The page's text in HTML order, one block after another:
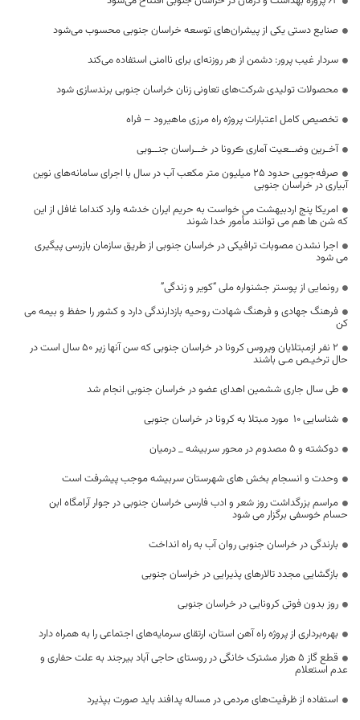
صنایع دستی یکی از پیشران‌های توسعه خراسان جنوبی محسوب می‌شود
سردار غیب ‌پرور: دشمن از هر روزنه‌ای برای ناامنی استفاده می‌کند
محصولات تولیدی شرکت‌های تعاونی زنان خراسان جنوبی برندسازی شود
تخصیص کامل اعتبارات پروژه راه مرزی ماهیرود – فراه
آخـرین وضــعیت آماری ڪرونا در خــراسان جنــوبی
صرفه‌جویی حدود ۲۵ میلیون متر مکعب آب در سال با اجرای سامانه‌های نوین
آبیاری در خراسان جنوبی
امریکا پنج اردبیهشت می خواست به حریم ایران خدشه وارد کنداما غافل از این
که شن ها هم می توانند مأمور خدا شوند
اجرا نشدن مصوبات ترافیکی در خراسان جنوبی از طریق سازمان بازرسی پیگیری
می شود
رونمایی از پوستر جشنواره ملی “کویر و زندگی”
فرهنگ جهادی و فرهنگ شهادت روحیه بازدارندگی دارد و کشور را حفظ و بیمه می
کن
2 نفر ازمبتلایان ویروس کرونا در خراسان جنوبی که سن آنها زیر 50 سال است در
حال ترخیـص مـی باشند
طی سال جاری ششمین اهدای عضو در خراسان جنوبی انجام شد
شناسایی ۱۰ مورد مبتلا به کرونا در خراسان جنوبی
دوکشته و ۵ مصدوم در محور سربیشه _ درمیان
وحدت و انسجام بخش های شهرستان سربیشه موجب پیشرفت است
مراسم بزرگداشت روز شعر و ادب فارسی خراسان جنوبی در جوار آرامگاه ابن
حسام خوسفی برگزار می شود
بارندگی در خراسان جنوبی روان آب به راه انداخت
بازگشایی مجدد تالارهای پذیرایی در خراسان جنوبی
روز بدون فوتی کرونایی در خراسان جنوبی
بهره‌برداری از پروژه راه آهن استان، ارتقای سرمایه‌های اجتماعی را به همراه دارد
قطع گاز ۵ هزار مشترک خانگی در روستای حاجی آباد بیرجند به علت حفاری و
عدم استعلام
استفاده از ظرفیت‌های مردمی در مساله پدافند باید صورت بپذیرد